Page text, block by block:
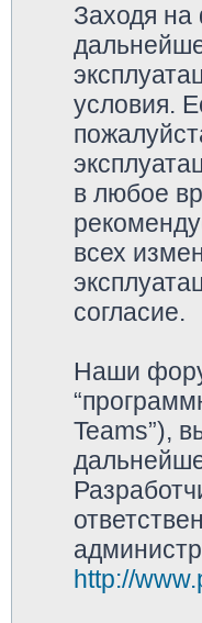
Заходя на
условия.
в любое
всех
согласие.
Наши
Teams”),
http://